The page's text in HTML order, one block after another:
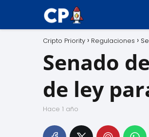
Cripto Priority Regulaciones
Senado
de ley
hace 1 año